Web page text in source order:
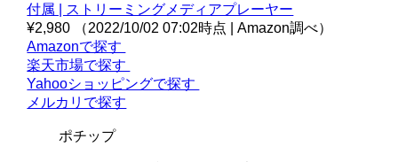
付属 | ストリーミングメディアプレーヤー
¥2,980
（2022/10/02 07:02時点 | Amazon調べ）
Amazonで探す
楽天市場で探す
Yahooショッピングで探す
メルカリで探す
ポチップ